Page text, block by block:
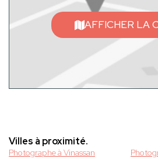
AFFICHER LA
Villes à proximité.
Photographe à Vinassan